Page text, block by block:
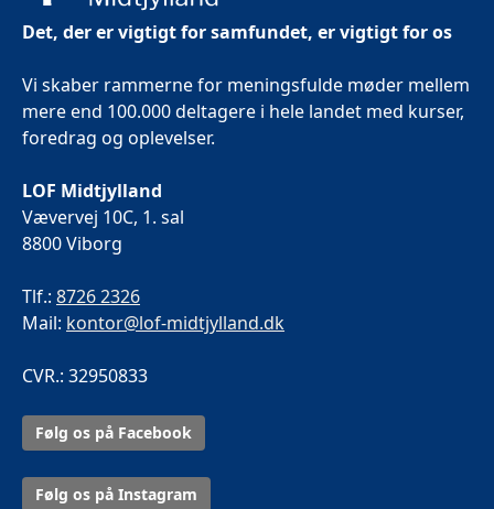
Det, der er vigtigt for samfundet, er vigtigt for os
Vi skaber rammerne for meningsfulde møder mellem
mere end 100.000 deltagere i hele landet med kurser,
foredrag og oplevelser.
LOF Midtjylland
Vævervej 10C, 1. sal
8800 Viborg
Tlf.: 8726 2326
Mail: kontor@lof-midtjylland.dk
CVR.: 32950833
Følg os på Facebook
Følg os på Instagram